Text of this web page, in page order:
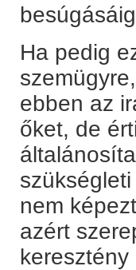
Ha pedig
ebben az
őket, de
nem
azért